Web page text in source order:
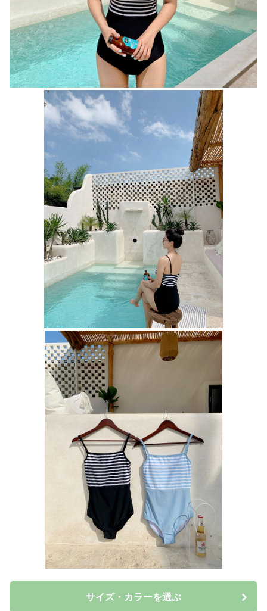
サイズ・カラーを選ぶ